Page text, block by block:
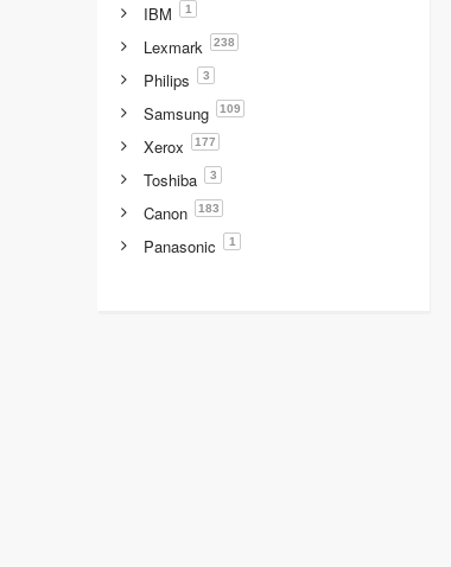
IBM 1
Lexmark 238
Philips 3
Samsung 109
Xerox 177
Toshiba 3
Canon 183
Panasonic 1